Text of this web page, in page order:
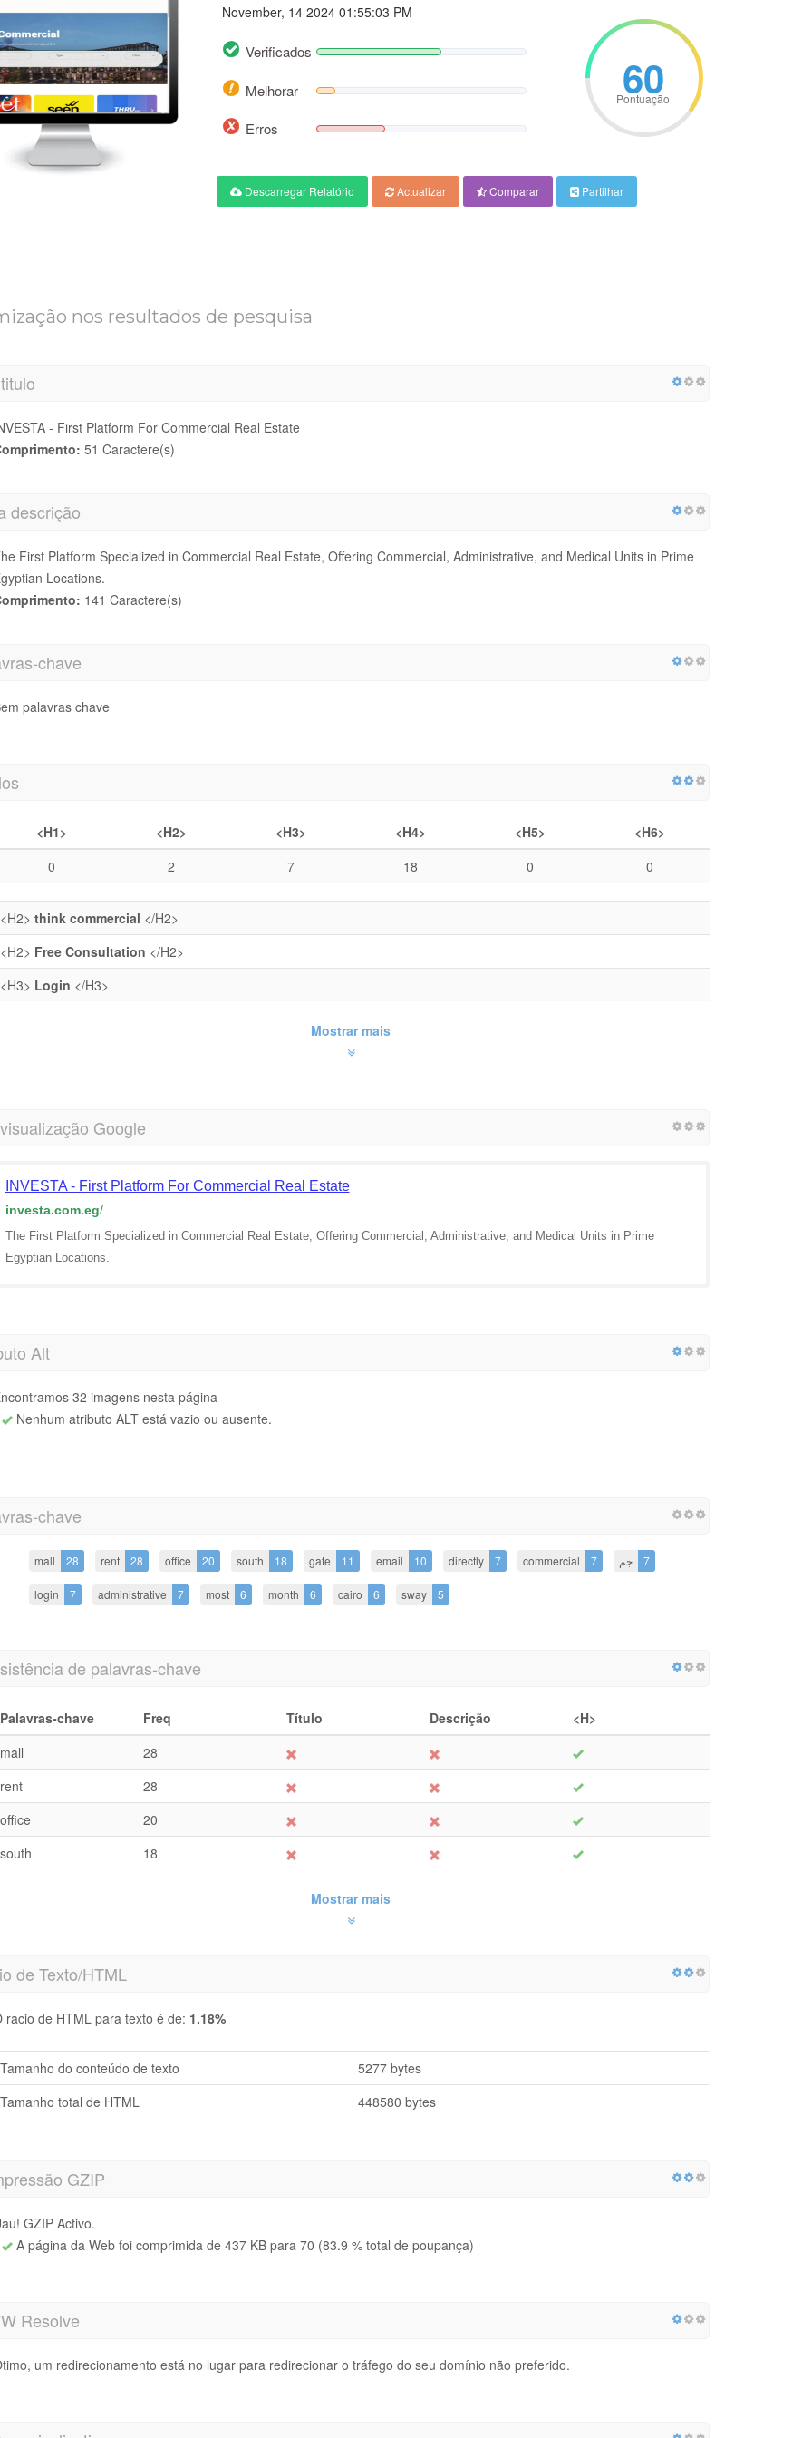
November, 14 2024 01:55:03 PM
Verificados
Melhorar
Erros
60
Pontuação
Descarregar Relatório Actualizar Comparar Partilhar
nos resultados de pesquisa
- First Platform For Commercial Real Estate
51 Caractere(s)
descrição
First Platform Specialized in Commercial Real Estate, Offering Commercial, Administrative, and Medical Units in Prime
Locations.
141 Caractere(s)
chave
palavras chave
<H1> <H2> <H3> <H4> <H5>
<H6>
0
2 7 18 0 0
<H2> think commercial </H2>
<H2> Free Consultation </H2>
<H3> Login </H3>
Mostrar mais
Google
INVESTA - First Platform For Commercial Real Estate
investa.com.eg/
The First Platform Specialized in Commercial Real Estate, Offering Commercial, Administrative, and Medical Units in Prime
Egyptian Locations.
Alt
32 imagens nesta página
Nenhum atributo ALT está vazio ou ausente.
chave
mall 28 rent 28 office 20 south 18 gate 11 email 10 directly 7 commercial 7 جم 7
login 7 administrative 7 most 6 month 6 cairo 6 sway 5
de palavras-chave
Palavras-chave Freq Título Descrição
<H>
mall
28
rent
28
office
20
south
18
Mostrar mais
de Texto/HTML
racio de HTML para texto é de: 1.18%
Tamanho do conteúdo de texto
5277 bytes
Tamanho total de HTML
448580 bytes
GZIP
GZIP Activo.
A página da Web foi comprimida de 437 KB para 70 (83.9 % total de poupança)
Resolve
um redirecionamento está no lugar para redirecionar o tráfego do seu domínio não preferido.